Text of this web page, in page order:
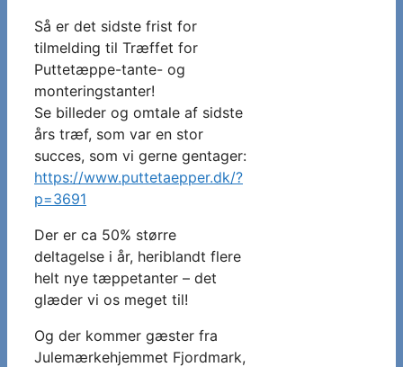
Så er det sidste frist for
tilmelding til Træffet for
Puttetæppe-tante- og
monteringstanter!
Se billeder og omtale af sidste
års træf, som var en stor
succes, som vi gerne gentager:
https://www.puttetaepper.dk/?
p=3691
Der er ca 50% større
deltagelse i år, heriblandt flere
helt nye tæppetanter – det
glæder vi os meget til!
Og der kommer gæster fra
Julemærkehjemmet Fjordmark,